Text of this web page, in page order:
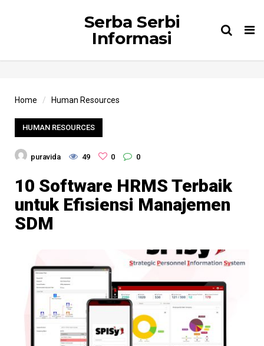
Serba Serbi
Informasi
Home Human Resources
HUMAN RESOURCES
puravida 49 0 0
10 Software HRMS Terbaik
untuk Efisiensi Manajemen
SDM